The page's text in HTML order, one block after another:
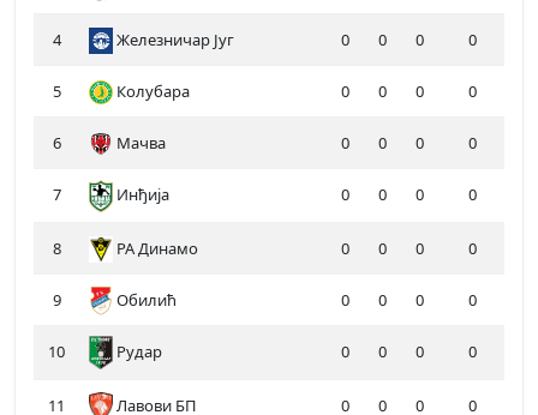
4 Железничар Југ 0 0 0 0
5 Колубара 0 0 0 0
6 Мачва 0 0 0 0
7 Инђија 0 0 0 0
8 РА Динамо 0 0 0 0
9 Обилић 0 0 0 0
10 Рудар 0 0 0 0
11 Лавови БП 0 0 0 0